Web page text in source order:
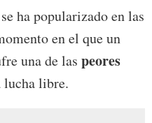
ha popularizado en las
en el que un
una de las peores
lucha libre.